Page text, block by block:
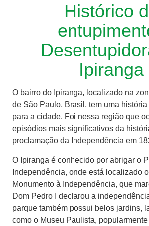
Histórico
Ipiranga
O bairro do Ipiranga, localizado na
de São Paulo, Brasil, tem uma
para a cidade. Foi nessa região que
episódios mais significativos da
proclamação da Independência em
O Ipiranga é conhecido por abrigar o
Independência, onde está localizado
Monumento à Independência, que
Dom Pedro I declarou a
parque também possui belos jardins,
como o Museu Paulista,